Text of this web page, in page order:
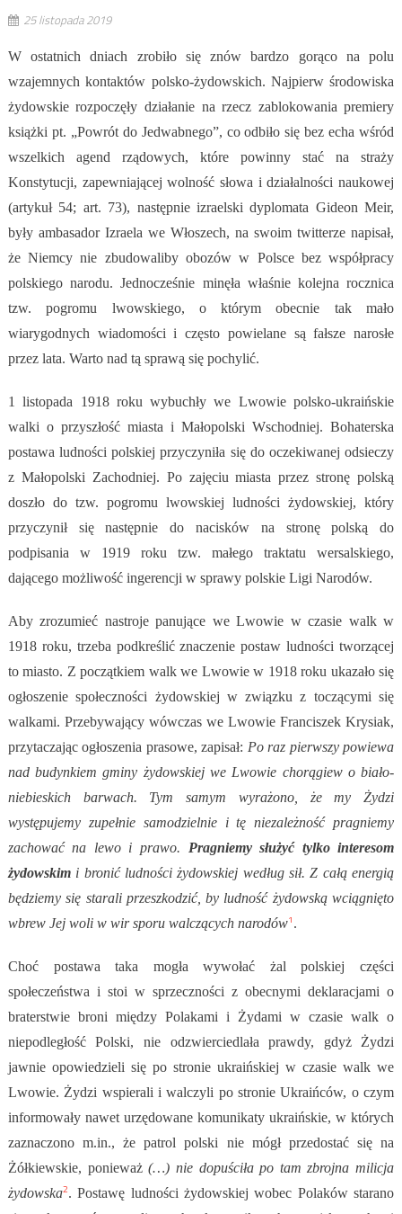
25 listopada 2019
W ostatnich dniach zrobiło się znów bardzo gorąco na polu
wzajemnych kontaktów polsko-żydowskich. Najpierw środowiska
żydowskie rozpoczęły działanie na rzecz zablokowania premiery
książki pt. „Powrót do Jedwabnego”, co odbiło się bez echa wśród
wszelkich agend rządowych, które powinny stać na straży
Konstytucji, zapewniającej wolność słowa i działalności naukowej
(artykuł 54; art. 73), następnie izraelski dyplomata Gideon Meir,
były ambasador Izraela we Włoszech, na swoim twitterze napisał,
że Niemcy nie zbudowaliby obozów w Polsce bez współpracy
polskiego narodu. Jednocześnie minęła właśnie kolejna rocznica
tzw. pogromu lwowskiego, o którym obecnie tak mało
wiarygodnych wiadomości i często powielane są fałsze narosłe
przez lata. Warto nad tą sprawą się pochylić.
1 listopada 1918 roku wybuchły we Lwowie polsko-ukraińskie
walki o przyszłość miasta i Małopolski Wschodniej. Bohaterska
postawa ludności polskiej przyczyniła się do oczekiwanej odsieczy
z Małopolski Zachodniej. Po zajęciu miasta przez stronę polską
doszło do tzw. pogromu lwowskiej ludności żydowskiej, który
przyczynił się następnie do nacisków na stronę polską do
podpisania w 1919 roku tzw. małego traktatu wersalskiego,
dającego możliwość ingerencji w sprawy polskie Ligi Narodów.
Aby zrozumieć nastroje panujące we Lwowie w czasie walk w
1918 roku, trzeba podkreślić znaczenie postaw ludności tworzącej
to miasto. Z początkiem walk we Lwowie w 1918 roku ukazało się
ogłoszenie społeczności żydowskiej w związku z toczącymi się
walkami. Przebywający wówczas we Lwowie Franciszek Krysiak,
przytaczając ogłoszenia prasowe, zapisał: Po raz pierwszy powiewa
nad budynkiem gminy żydowskiej we Lwowie chorągiew o biało-
niebieskich barwach. Tym samym wyrażono, że my Żydzi
występujemy zupełnie samodzielnie i tę niezależność pragniemy
zachować na lewo i prawo. Pragniemy służyć tylko interesom
żydowskimi bronić ludności żydowskiej według sił. Z całą energią
będziemy się starali przeszkodzić, by ludność żydowską wciągnięto
wbrew Jej woli w wir sporu walczących narodów1.
Choć postawa taka mogła wywołać żal polskiej części
społeczeństwa i stoi w sprzeczności z obecnymi deklaracjami o
braterstwie broni między Polakami i Żydami w czasie walk o
niepodległość Polski, nie odzwierciedlała prawdy, gdyż Żydzi
jawnie opowiedzieli się po stronie ukraińskiej w czasie walk we
Lwowie. Żydzi wspierali i walczyli po stronie Ukraińców, o czym
informowały nawet urzędowane komunikaty ukraińskie, w których
zaznaczono m.in., że patrol polski nie mógł przedostać się na
Żółkiewskie, ponieważ(…) nie dopuściła po tam zbrojna milicja
żydowska2. Postawę ludności żydowskiej wobec Polaków starano